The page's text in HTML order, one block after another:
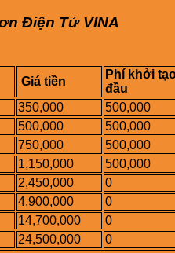
Điện Tử VINA
Giá tiền
Phí khởi
đầu
350,000
500,000
500,000
500,000
750,000
500,000
1,150,000
500,000
2,450,000
0
4,900,000
0
14,700,000
0
24,500,000 0